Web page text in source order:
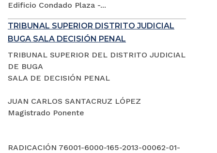
Edificio Condado Plaza -...
TRIBUNAL SUPERIOR DISTRITO JUDICIAL
BUGA SALA DECISIÓN PENAL
TRIBUNAL SUPERIOR DEL DISTRITO JUDICIAL
DE BUGA
SALA DE DECISIÓN PENAL
JUAN CARLOS SANTACRUZ LÓPEZ
Magistrado Ponente
RADICACIÓN 76001-6000-165-2013-00062-01-